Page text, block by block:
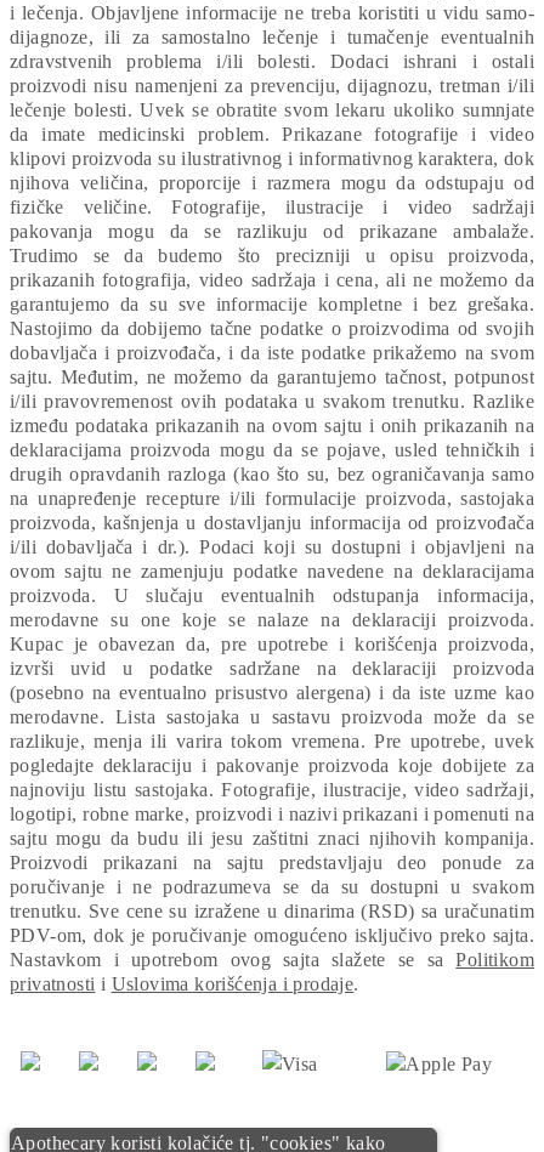
i lečenja. Objavljene informacije ne treba koristiti u vidu samo-
dijagnoze, ili za samostalno lečenje i tumačenje eventualnih
zdravstvenih problema i/ili bolesti. Dodaci ishrani i ostali
proizvodi nisu namenjeni za prevenciju, dijagnozu, tretman i/ili
lečenje bolesti. Uvek se obratite svom lekaru ukoliko sumnjate
da imate medicinski problem. Prikazane fotografije i video
klipovi proizvoda su ilustrativnog i informativnog karaktera, dok
njihova veličina, proporcije i razmera mogu da odstupaju od
fizičke veličine. Fotografije, ilustracije i video sadržaji
pakovanja mogu da se razlikuju od prikazane ambalaže.
Trudimo se da budemo što precizniji u opisu proizvoda,
prikazanih fotografija, video sadržaja i cena, ali ne možemo da
garantujemo da su sve informacije kompletne i bez grešaka.
Nastojimo da dobijemo tačne podatke o proizvodima od svojih
dobavljača i proizvođača, i da iste podatke prikažemo na svom
sajtu. Međutim, ne možemo da garantujemo tačnost, potpunost
i/ili pravovremenost ovih podataka u svakom trenutku. Razlike
između podataka prikazanih na ovom sajtu i onih prikazanih na
deklaracijama proizvoda mogu da se pojave, usled tehničkih i
drugih opravdanih razloga (kao što su, bez ograničavanja samo
na unapređenje recepture i/ili formulacije proizvoda, sastojaka
proizvoda, kašnjenja u dostavljanju informacija od proizvođača
i/ili dobavljača i dr.). Podaci koji su dostupni i objavljeni na
ovom sajtu ne zamenjuju podatke navedene na deklaracijama
proizvoda. U slučaju eventualnih odstupanja informacija,
merodavne su one koje se nalaze na deklaraciji proizvoda.
Kupac je obavezan da, pre upotrebe i korišćenja proizvoda,
izvrši uvid u podatke sadržane na deklaraciji proizvoda
(posebno na eventualno prisustvo alergena) i da iste uzme kao
merodavne. Lista sastojaka u sastavu proizvoda može da se
razlikuje, menja ili varira tokom vremena. Pre upotrebe, uvek
pogledajte deklaraciju i pakovanje proizvoda koje dobijete za
najnoviju listu sastojaka. Fotografije, ilustracije, video sadržaji,
logotipi, robne marke, proizvodi i nazivi prikazani i pomenuti na
sajtu mogu da budu ili jesu zaštitni znaci njihovih kompanija.
Proizvodi prikazani na sajtu predstavljaju deo ponude za
poručivanje i ne podrazumeva se da su dostupni u svakom
trenutku. Sve cene su izražene u dinarima (RSD) sa uračunatim
PDV-om, dok je poručivanje omogućeno isključivo preko sajta.
Nastavkom i upotrebom ovog sajta slažete se saPolitikom
privatnosti i Uslovima korišćenja i prodaje.
Apothecary koristi kolačiće tj. "cookies" kako